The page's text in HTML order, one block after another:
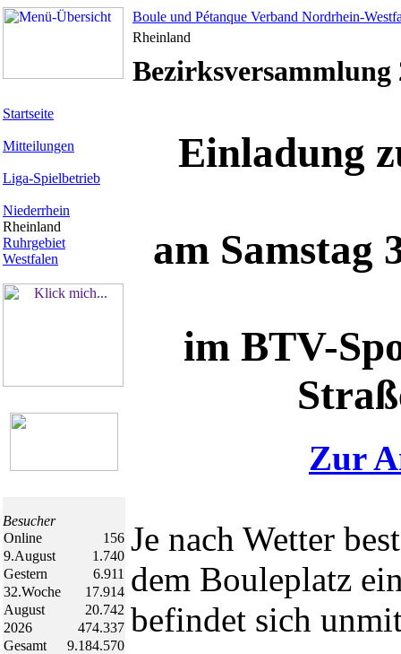
Startseite
Mitteilungen
Liga-Spielbetrieb
Niederrhein
Rheinland
Ruhrgebiet
Westfalen
Besucher
Online
156
9.August
1.740
Gestern
6.911
32.Woche
17.914
August
20.742
2026
474.337
Gesamt
9.184.570
Boule und Pétanque Verband Nordrhein-
Rheinland
Bezirksversammlung
Einladung
am Samstag
im BTV-
Zur
Je nach Wetter
dem Bouleplatz
befindet sich